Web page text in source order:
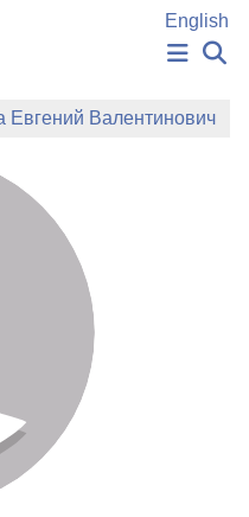
English
СЛОВА
Евгений Валентинович